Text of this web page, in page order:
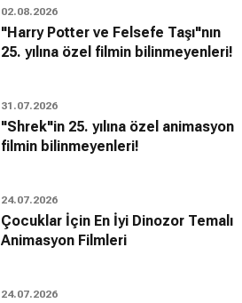
02.08.2026
"Harry Potter ve Felsefe Taşı"nın
25. yılına özel filmin bilinmeyenleri!
31.07.2026
"Shrek"in 25. yılına özel animasyon
filmin bilinmeyenleri!
24.07.2026
Çocuklar İçin En İyi Dinozor Temalı
Animasyon Filmleri
24.07.2026